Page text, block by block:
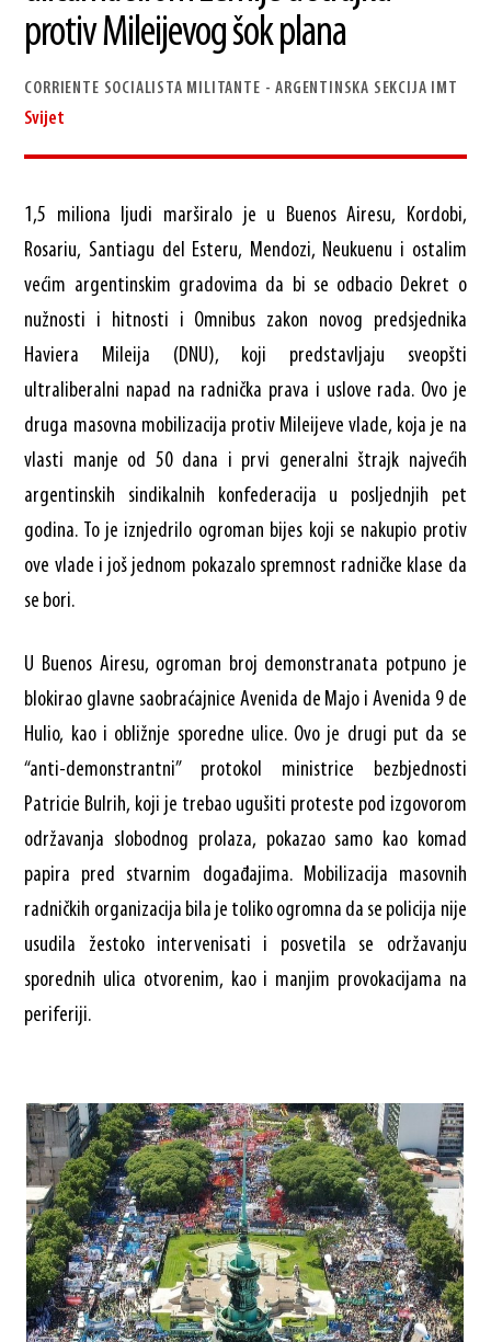
protiv Mileijevog šok plana
CORRIENTE SOCIALISTA MILITANTE - ARGENTINSKA SEKCIJA IMT
Svijet
1,5 miliona ljudi marširalo je u Buenos Airesu, Kordobi,
Rosariu, Santiagu del Esteru, Mendozi, Neukuenu i ostalim
većim argentinskim gradovima da bi se odbacio Dekret o
nužnosti i hitnosti i Omnibus zakon novog predsjednika
Haviera Mileija (DNU), koji predstavljaju sveopšti
ultraliberalni napad na radnička prava i uslove rada. Ovo je
druga masovna mobilizacija protiv Mileijeve vlade, koja je na
vlasti manje od 50 dana i prvi generalni štrajk najvećih
argentinskih sindikalnih konfederacija u posljednjih pet
godina. To je iznjedrilo ogroman bijes koji se nakupio protiv
ove vlade i još jednom pokazalo spremnost radničke klase da
se bori.
U Buenos Airesu, ogroman broj demonstranata potpuno je
blokirao glavne saobraćajnice Avenida de Majo i Avenida 9 de
Hulio, kao i obližnje sporedne ulice. Ovo je drugi put da se
“anti-demonstrantni” protokol ministrice bezbjednosti
Patricie Bulrih, koji je trebao ugušiti proteste pod izgovorom
održavanja slobodnog prolaza, pokazao samo kao komad
papira pred stvarnim događajima. Mobilizacija masovnih
radničkih organizacija bila je toliko ogromna da se policija nije
usudila žestoko intervenisati i posvetila se održavanju
sporednih ulica otvorenim, kao i manjim provokacijama na
periferiji.